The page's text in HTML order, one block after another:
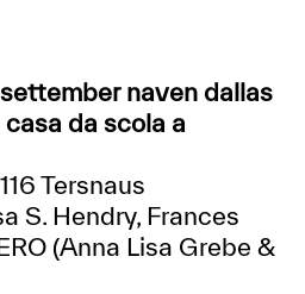
naven dallas
casa da scola a
Tersnaus
S. Hendry, Frances
(Anna Lisa Grebe &